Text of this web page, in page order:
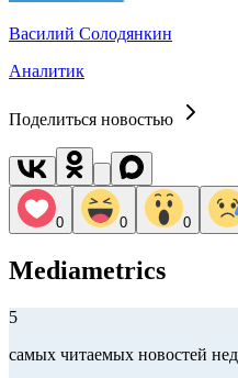
Василий Солодянкин
Аналитик
Поделиться новостью
0 0 0
Mediametrics
5
самых читаемых новостей